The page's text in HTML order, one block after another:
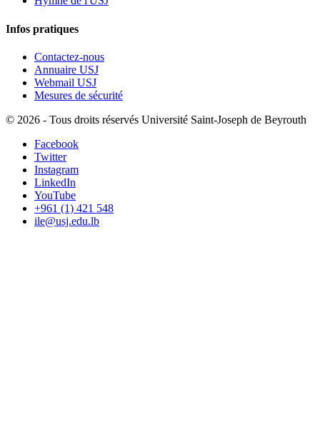
Infos pratiques
Contactez-nous
Annuaire USJ
Webmail USJ
Mesures de sécurité
© 2026 - Tous droits réservés Université Saint-Joseph de Beyrouth
Facebook
Twitter
Instagram
LinkedIn
YouTube
+961 (1) 421 548
ile@usj.edu.lb